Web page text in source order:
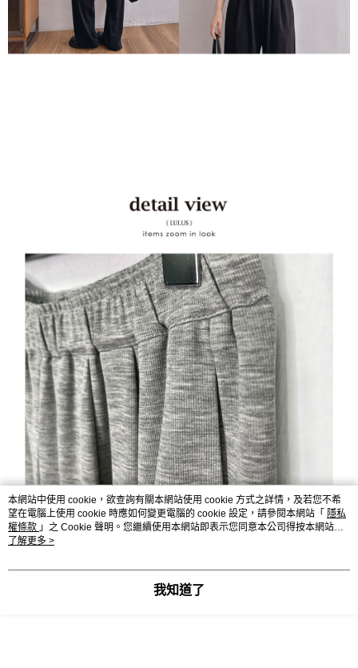
本網站中使用 cookie，欲查詢有關本網站使用 cookie 方式之詳情，及若您不希
望在電腦上使用 cookie 時應如何變更電腦的 cookie 設定，請參閱本網站「 隱私
權條款 」之 Cookie 聲明。您繼續使用本網站即表示您同意本公司得按本網站使
用條款之 Cookie 聲明使用 cookie。
了解更多 >
我知道了